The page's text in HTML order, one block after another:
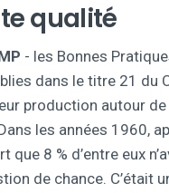
qualité
- les Bonnes
dans le titre 21 du
production autour
les années 1960,
8 % d’entre eux
de chance. C’était